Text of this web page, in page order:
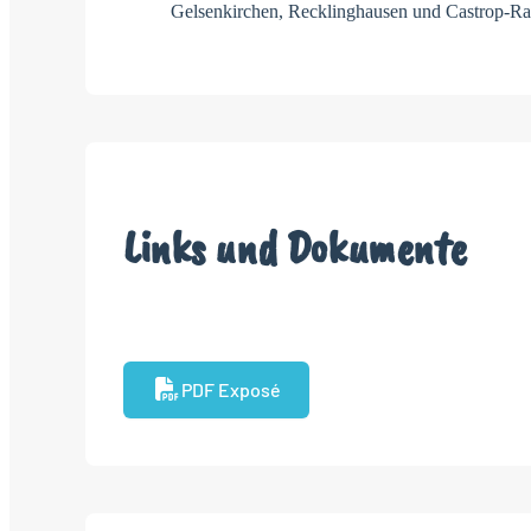
Gelsenkirchen, Recklinghausen und Castrop-
Links und Dokumente
PDF Exposé